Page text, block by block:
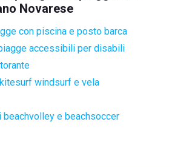
Novarese
con piscina e posto barca
accessibili per disabili
windsurf e vela
beachvolley e beachsoccer